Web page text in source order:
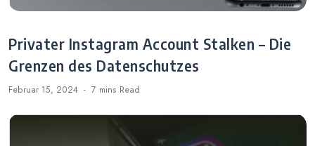
Privater Instagram Account Stalken – Die
Grenzen des Datenschutzes
Februar 15, 2024 7 mins Read